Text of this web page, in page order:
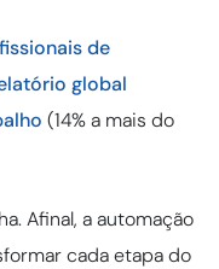
de
global
(14% a mais do
Afinal, a automação
cada etapa do